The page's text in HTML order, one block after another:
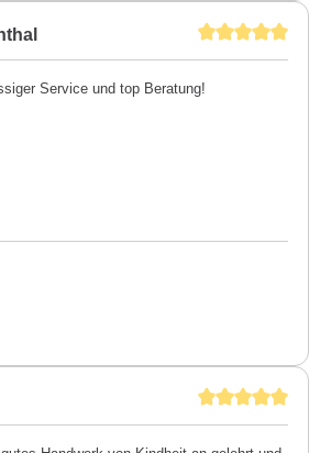
Service und top Beratung!